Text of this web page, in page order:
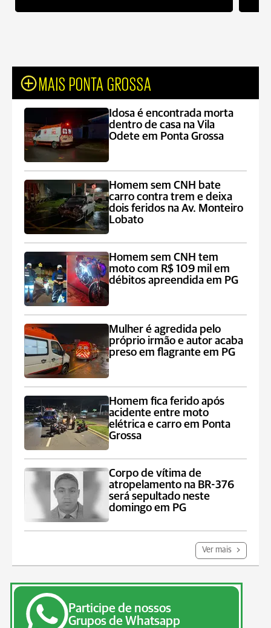
MAIS PONTA GROSSA
Idosa é encontrada morta
dentro de casa na Vila
Odete em Ponta Grossa
Homem sem CNH bate
carro contra trem e deixa
dois feridos na Av. Monteiro
Lobato
Homem sem CNH tem
moto com R$ 109 mil em
débitos apreendida em PG
Mulher é agredida pelo
próprio irmão e autor acaba
preso em flagrante em PG
Homem fica ferido após
acidente entre moto
elétrica e carro em Ponta
Grossa
Corpo de vítima de
atropelamento na BR-376
será sepultado neste
domingo em PG
Ver mais
Participe de nossos
Grupos de Whatsapp